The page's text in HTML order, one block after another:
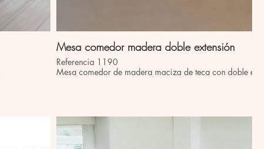
Mesa comedor madera doble extensión
Referencia 1190
Mesa comedor de madera maciza de teca con doble